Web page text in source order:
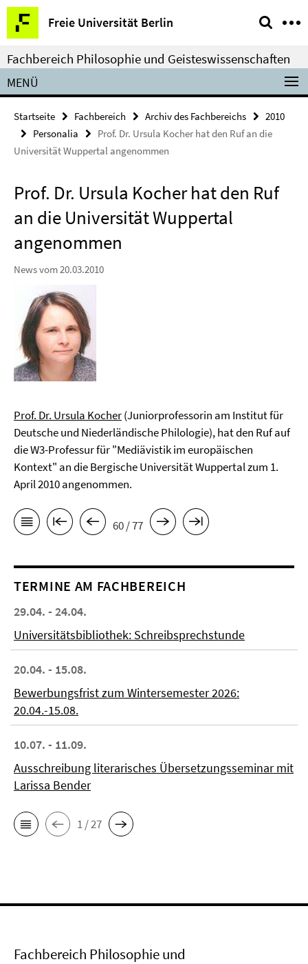
Springe
direkt
zu
Inhalt
Freie Universität Berlin
Service-
Navigation
Fachbereich Philosophie und Geisteswissenschaften
MENÜ
Startseite Fachbereich Archiv des Fachbereichs
2010
Personalia
Prof. Dr. Ursula Kocher hat den Ruf an die
Universität Wuppertal angenommen
Prof. Dr. Ursula Kocher hat den Ruf
an die Universität Wuppertal
angenommen
News vom 20.03.2010
Prof. Dr. Ursula Kocher(Juniorprofessorin am Institut für
Deutsche und Niederländische Philologie), hat den Ruf auf
die W3-Professur für "Mediävistik im europäischen
Kontext" an die Bergische Universität Wuppertal zum 1.
April 2010 angenommen.
60 / 77
TERMINE AM FACHBEREICH
29.04. - 24.04.
Universitätsbibliothek: Schreibsprechstunde
20.04. - 15.08.
Bewerbungsfrist zum Wintersemester 2026:
20.04.-15.08.
10.07. - 11.09.
Ausschreibung literarisches Übersetzungsseminar mit
Larissa Bender
1 / 27
Fachbereich Philosophie und